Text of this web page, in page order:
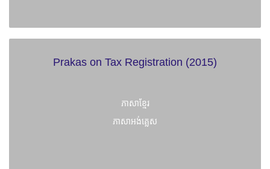
Prakas on Tax Registration (2015)
ភាសាខ្មែរ
ភាសាអង់គ្លេស